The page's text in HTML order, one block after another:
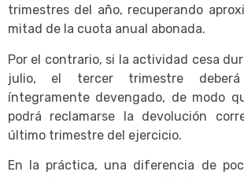
trimestres del año, recuperando
mitad de la cuota anual abonada.
Por el contrario, si la actividad cesa
julio, el tercer trimestre deberá
íntegramente devengado, de modo
podrá reclamarse la devolución
último trimestre del ejercicio.
En la práctica, una diferencia de